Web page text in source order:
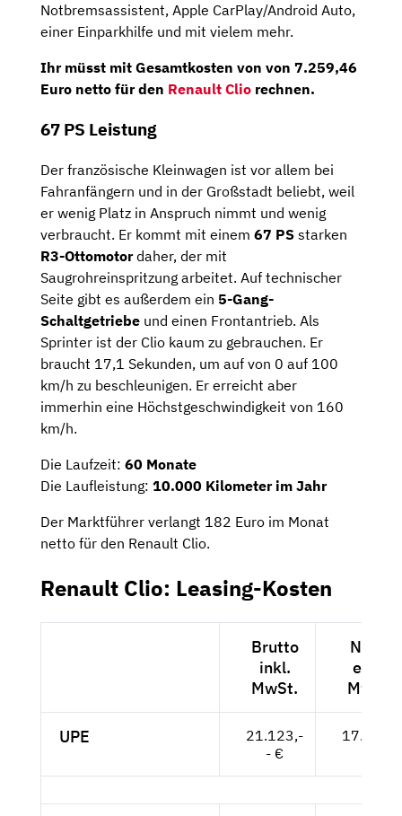
Notbremsassistent, Apple CarPlay/Android Auto,
einer Einparkhilfe und mit vielem mehr.
Ihr müsst mit Gesamtkosten von von 7.259,46
Euro netto für den Renault Clio rechnen.
67 PS Leistung
Der französische Kleinwagen ist vor allem bei
Fahranfängern und in der Großstadt beliebt, weil
er wenig Platz in Anspruch nimmt und wenig
verbraucht. Er kommt mit einem 67 PS starken
R3-Ottomotordaher, der mit
Saugrohreinspritzung arbeitet. Auf technischer
Seite gibt es außerdem ein 5-Gang-
Schaltgetriebe und einen Frontantrieb. Als
Sprinter ist der Clio kaum zu gebrauchen. Er
braucht 17,1 Sekunden, um auf von 0 auf 100
km/h zu beschleunigen. Er erreicht aber
immerhin eine Höchstgeschwindigkeit von 160
km/h.
Die Laufzeit: 60 Monate
Die Laufleistung: 10.000 Kilometer im Jahr
Der Marktführer verlangt 182 Euro im Monat
netto für den Renault Clio.
Renault Clio: Leasing-Kosten
Brutto
inkl.
MwSt.
Netto
exkl.
MwSt.
UPE
21.123,-
- €
17.750,-